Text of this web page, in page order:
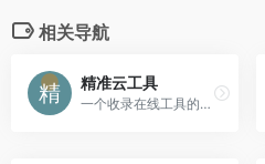
相关导航
精准云工具
一个收录在线工具的导航网站，网络中的任何工具类产品都在精准云工具的聚合范围内，比如转换工具，站长工具，日常查询类工具，恶搞工具等等，精准云工具致力于整合全网工具导向链接，为你搭建工具类导航。